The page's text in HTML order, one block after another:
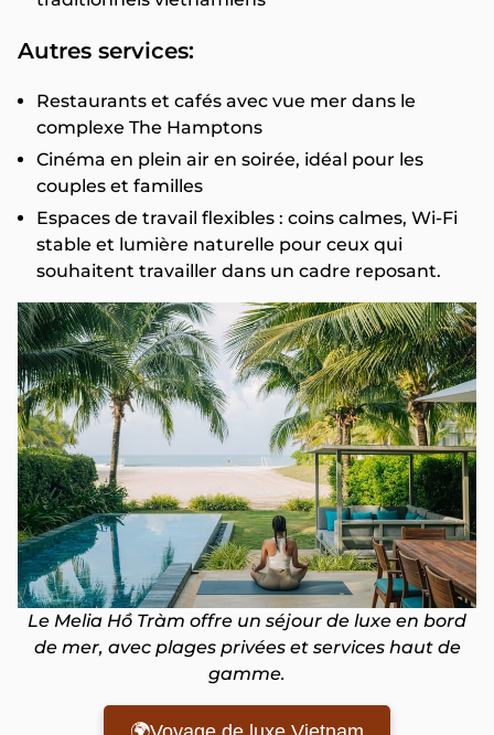
Autres services:
Restaurants et cafés avec vue mer dans le
complexe The Hamptons
Cinéma en plein air en soirée, idéal pour les
couples et familles
Espaces de travail flexibles : coins calmes, Wi-Fi
stable et lumière naturelle pour ceux qui
souhaitent travailler dans un cadre reposant.
Le Melia Hồ Tràm offre un séjour de luxe en bord
de mer, avec plages privées et services haut de
gamme.